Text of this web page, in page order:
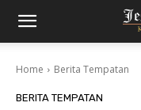
Home Berita Tempatan
BERITA TEMPATAN